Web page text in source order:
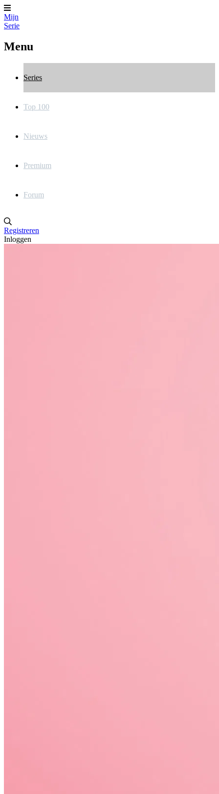
Mijn
Serie
Menu
Series
Top 100
Nieuws
Premium
Forum
Registreren
Inloggen